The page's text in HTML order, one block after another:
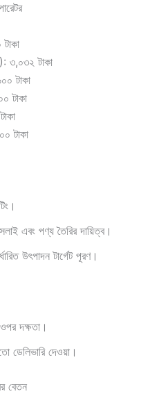
৩,০৩২ টাকা
টাকা
টাকা
টাকা
এবং পণ্য তৈরির দায়িত্ব।
উৎপাদন টার্গেট পূরণ।
ওপর দক্ষতা।
ডেলিভারি দেওয়া।
বেতন